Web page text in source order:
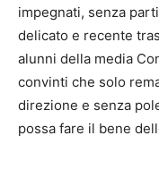
impegnati, senza
delicato e recente
alunni della media
convinti che solo
direzione e senza
possa fare il bene